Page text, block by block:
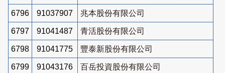
6796 91037907 兆本股份有限公司
6797 91041487 青活股份有限公司
6798 91041775 豐泰新股份有限公司
6799 91043176 百岳投資股份有限公司